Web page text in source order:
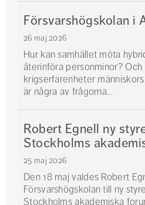
Försvarshögskolan i
26 maj 2026
Hur kan samhället möta
återinföra personminor?
krigserfarenheter
är några av frågorna...
Robert Egnell ny
Stockholms
25 maj 2026
Den 18 maj valdes Robert
Försvarshögskolan till ny
Stockholms akademiska